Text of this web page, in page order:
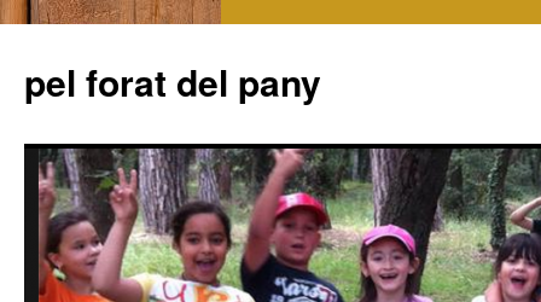
pel forat del pany